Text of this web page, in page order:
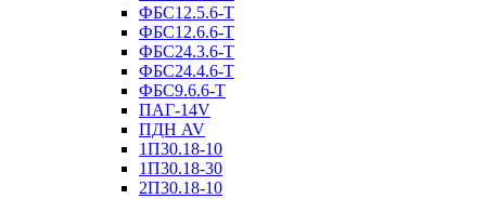
ФБС12.5.6-Т
ФБС12.6.6-Т
ФБС24.3.6-Т
ФБС24.4.6-Т
ФБС9.6.6-Т
ПАГ-14V
ПДН AV
1П30.18-10
1П30.18-30
2П30.18-10